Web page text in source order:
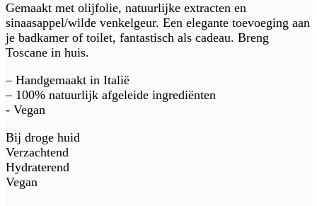
Gemaakt met olijfolie, natuurlijke extracten en
sinaasappel/wilde venkelgeur. Een elegante toevoeging aan
je badkamer of toilet, fantastisch als cadeau. Breng
Toscane in huis.
– Handgemaakt in Italië
– 100% natuurlijk afgeleide ingrediënten
- Vegan
Bij droge huid
Verzachtend
Hydraterend
Vegan